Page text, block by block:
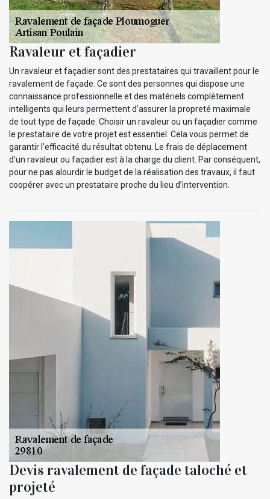
Ravaleur et façadier
Un ravaleur et façadier sont des prestataires qui travaillent pour le
ravalement de façade. Ce sont des personnes qui dispose une
connaissance professionnelle et des matériels complètement
intelligents qui leurs permettent d’assurer la propreté maximale
de tout type de façade. Choisir un ravaleur ou un façadier comme
le prestataire de votre projet est essentiel. Cela vous permet de
garantir l’efficacité du résultat obtenu. Le frais de déplacement
d’un ravaleur ou façadier est à la charge du client. Par conséquent,
pour ne pas alourdir le budget de la réalisation des travaux, il faut
coopérer avec un prestataire proche du lieu d’intervention.
Devis ravalement de façade taloché et
projeté